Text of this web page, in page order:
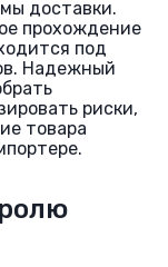
доставки.
прохождение
под
Надежный
риски,
товара